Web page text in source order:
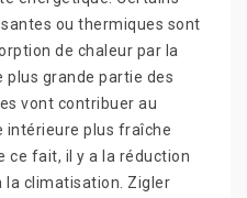
ou thermiques sont
de chaleur par la
grande partie des
vont contribuer au
plus fraîche
ce fait, il y a la réduction
la climatisation. Zigler